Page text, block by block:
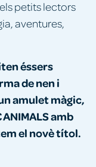
petits lectors
aventures,
éssers
de nen i
amulet màgic,
amb
el novè títol.